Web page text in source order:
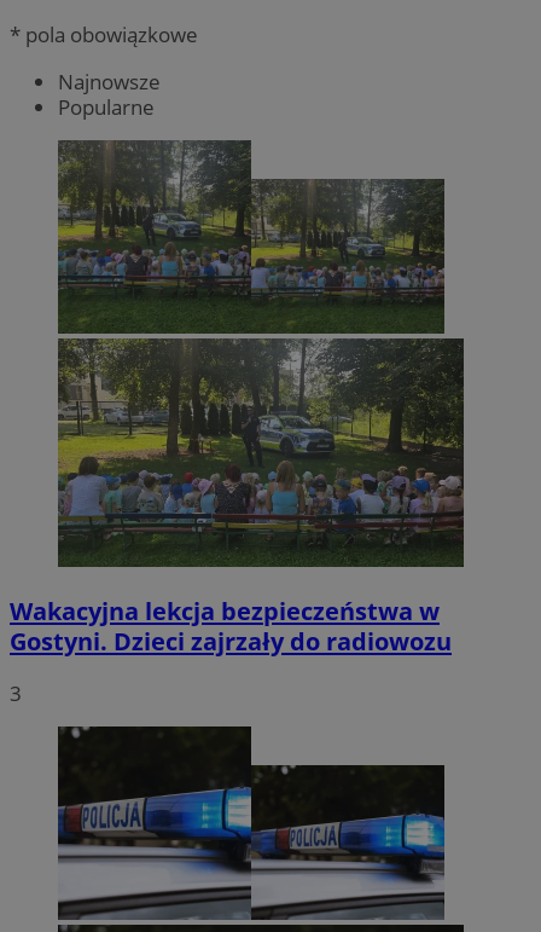
* pola obowiązkowe
Najnowsze
Popularne
Wakacyjna lekcja bezpieczeństwa w
Gostyni. Dzieci zajrzały do radiowozu
3